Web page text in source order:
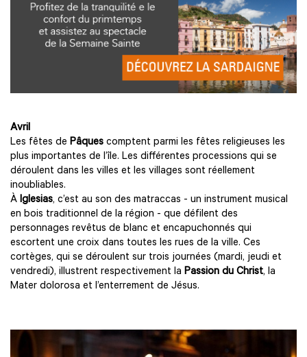
Avril
Les fêtes de Pâques comptent parmi les fêtes religieuses les
plus importantes de l’île. Les différentes processions qui se
déroulent dans les villes et les villages sont réellement
inoubliables.
À Iglesias, c’est au son des matraccas - un instrument musical
en bois traditionnel de la région - que défilent des
personnages revêtus de blanc et encapuchonnés qui
escortent une croix dans toutes les rues de la ville. Ces
cortèges, qui se déroulent sur trois journées (mardi, jeudi et
vendredi), illustrent respectivement la Passion du Christ, la
Mater dolorosa et l’enterrement de Jésus.